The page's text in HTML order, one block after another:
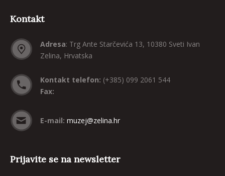
Kontakt
Adresa: Trg Ante Starčevića 13, 10380 Sveti Ivan
Zelina, Hrvatska
Kontakt telefon: (+385) 099 2061 544
Fax:
E-mail: muzej@zelina.hr
Prijavite se na newsletter